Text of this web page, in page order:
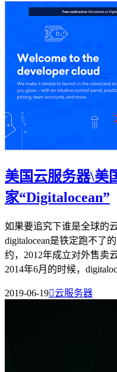
美国云服务器\美
家“Digitalocean”
如果要追究下谁是全球的
digitalocean是铁定跑不了
约，2012年成立对外售卖
2014年6月的时候，
2019-06-19云服务器